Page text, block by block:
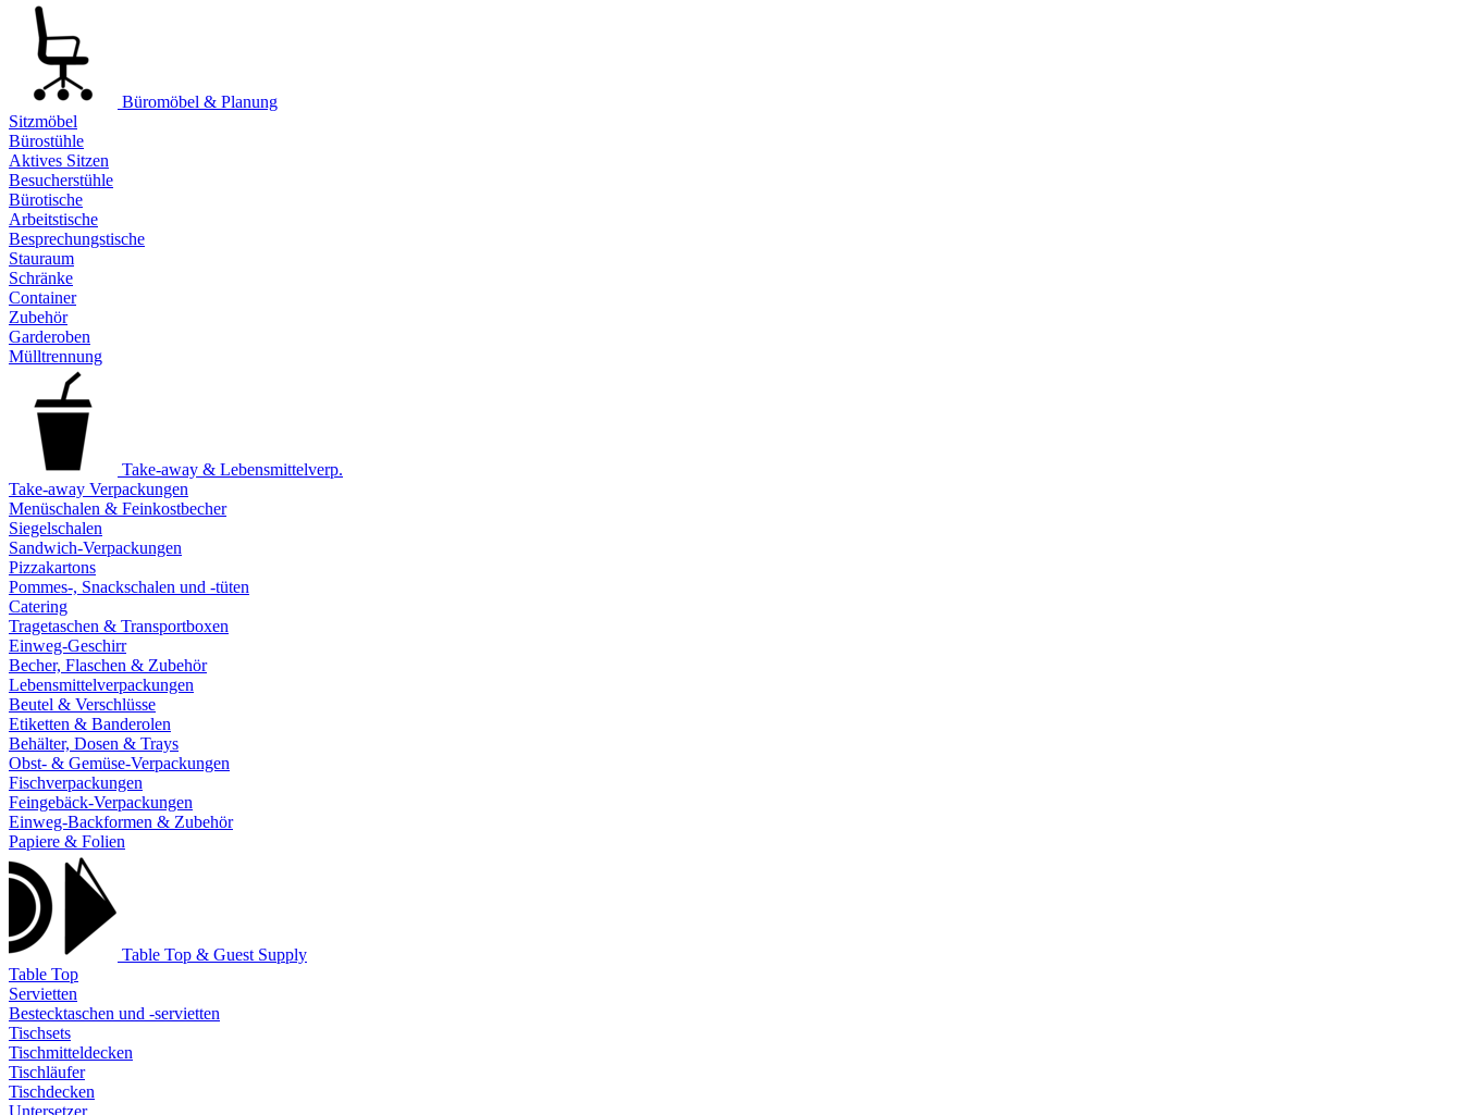
Büromöbel & Planung
Sitzmöbel
Bürostühle
Aktives Sitzen
Besucherstühle
Bürotische
Arbeitstische
Besprechungstische
Stauraum
Schränke
Container
Zubehör
Garderoben
Mülltrennung
Take-away & Lebensmittelverp.
Take-away Verpackungen
Menüschalen & Feinkostbecher
Siegelschalen
Sandwich-Verpackungen
Pizzakartons
Pommes-, Snackschalen und -tüten
Catering
Tragetaschen & Transportboxen
Einweg-Geschirr
Becher, Flaschen & Zubehör
Lebensmittelverpackungen
Beutel & Verschlüsse
Etiketten & Banderolen
Behälter, Dosen & Trays
Obst- & Gemüse-Verpackungen
Fischverpackungen
Feingebäck-Verpackungen
Einweg-Backformen & Zubehör
Papiere & Folien
Table Top & Guest Supply
Table Top
Servietten
Bestecktaschen und -servietten
Tischsets
Tischmitteldecken
Tischläufer
Tischdecken